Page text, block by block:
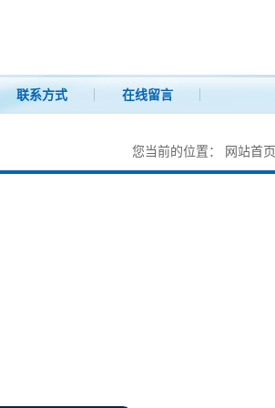
联系方式 在线留言
您当前的位置： 网站首页